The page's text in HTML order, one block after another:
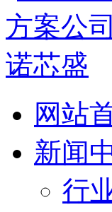
网站
新闻
行